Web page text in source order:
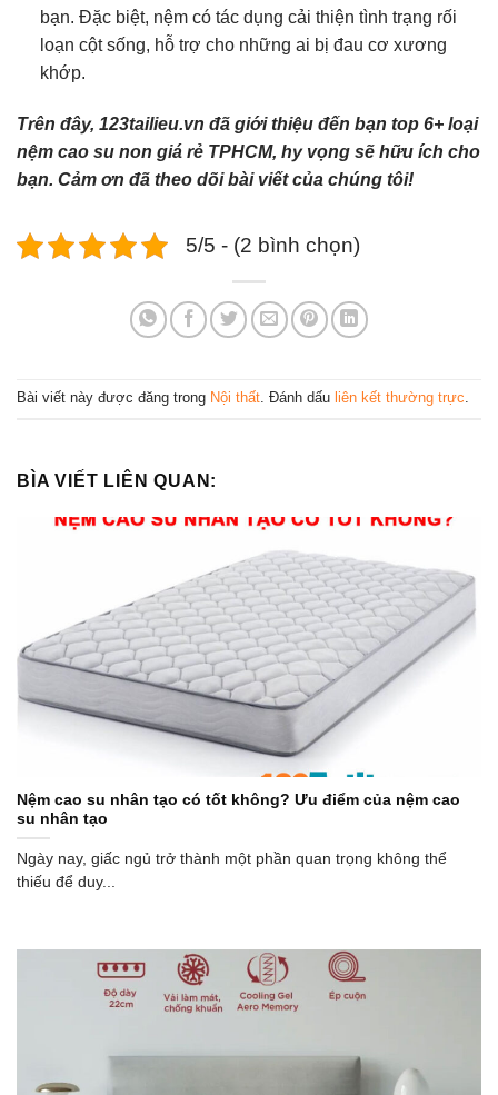
bạn. Đặc biệt, nệm có tác dụng cải thiện tình trạng rối
loạn cột sống, hỗ trợ cho những ai bị đau cơ xương
khớp.
Trên đây, 123tailieu.vn đã giới thiệu đến bạn top 6+ loại
nệm cao su non giá rẻ TPHCM, hy vọng sẽ hữu ích cho
bạn. Cảm ơn đã theo dõi bài viết của chúng tôi!
5/5 - (2 bình chọn)
Bài viết này được đăng trong Nội thất. Đánh dấu liên kết thường trực.
BÌA VIẾT LIÊN QUAN:
Nệm cao su nhân tạo có tốt không? Ưu điểm của nệm cao
su nhân tạo
Ngày nay, giấc ngủ trở thành một phần quan trọng không thể
thiếu để duy...